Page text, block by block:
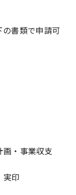
書類で申請可
画・事業収支
実印